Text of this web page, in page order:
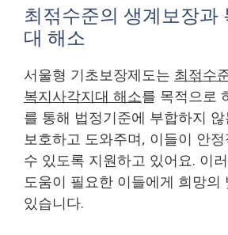
최젂수준의 생계보장과
대 해소
서울형 기초보장제도는 최젂수
복지사각지대 해소를 목적으로
를 통해 법정기준에 부합하지
보호하고 도와주며, 이들이 안
수 있도록 지원하고 있어요. 이
도움이 필요한 이들에게 희망의
있습니다.